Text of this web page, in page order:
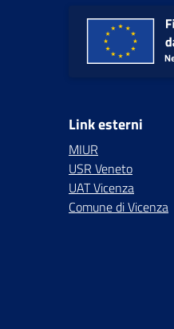
Link esterni
MIUR
USR Veneto
UAT Vicenza
Comune di Vicenza